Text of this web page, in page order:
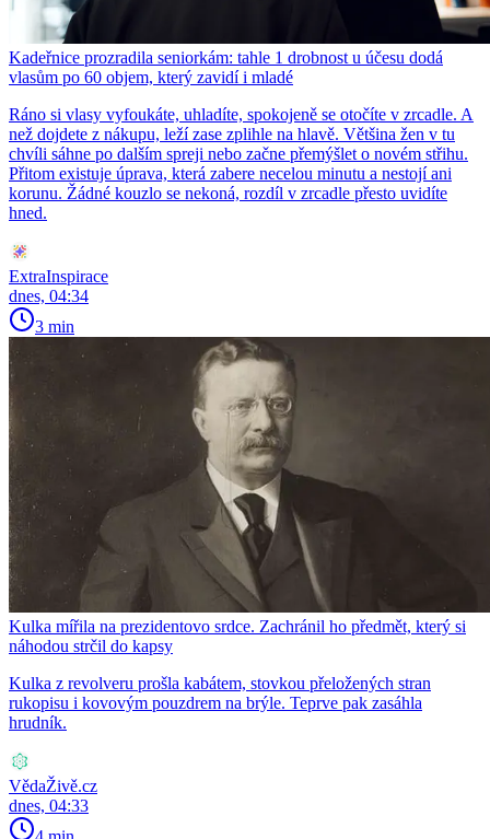
Kadeřnice prozradila seniorkám: tahle 1 drobnost u účesu dodá
vlasům po 60 objem, který zavidí i mladé
Ráno si vlasy vyfoukáte, uhladíte, spokojeně se otočíte v zrcadle. A
než dojdete z nákupu, leží zase zplihle na hlavě. Většina žen v tu
chvíli sáhne po dalším spreji nebo začne přemýšlet o novém střihu.
Přitom existuje úprava, která zabere necelou minutu a nestojí ani
korunu. Žádné kouzlo se nekoná, rozdíl v zrcadle přesto uvidíte
hned.
ExtraInspirace
dnes, 04:34
3 min
Kulka mířila na prezidentovo srdce. Zachránil ho předmět, který si
náhodou strčil do kapsy
Kulka z revolveru prošla kabátem, stovkou přeložených stran
rukopisu i kovovým pouzdrem na brýle. Teprve pak zasáhla
hrudník.
VědaŽivě.cz
dnes, 04:33